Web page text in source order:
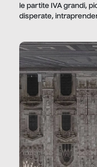
le partite IVA grandi,
disperate,